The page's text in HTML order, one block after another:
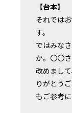
【台本】
それでは
す。
ではみな
か。〇〇さ
改めまし
りがとう
もご参考